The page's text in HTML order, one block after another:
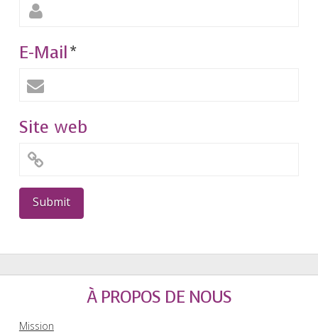
E-Mail*
Site web
À PROPOS DE NOUS
Mission